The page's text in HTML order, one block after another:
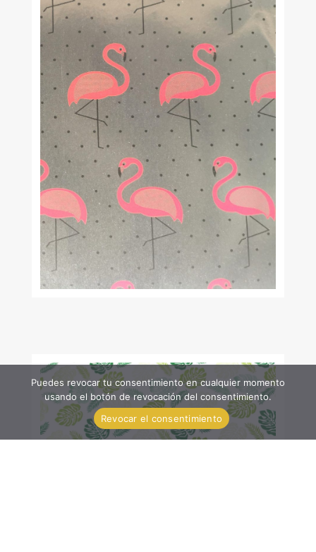
Puedes revocar tu consentimiento en cualquier momento
usando el botón de revocación del consentimiento.
Revocar el consentimiento